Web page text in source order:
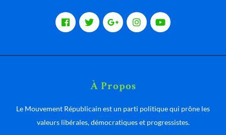
À Propos
Le Mouvement Républicain est un parti politique qui prône les
valeurs libérales, démocratiques et progressistes.